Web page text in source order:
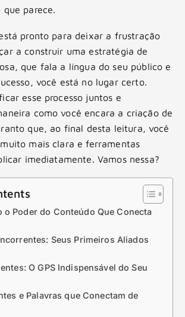
que parece.
pronto para deixar a frustração
a construir uma estratégia de
que fala a língua do seu público e
você está no lugar certo.
esse processo juntos e
como você encara a criação de
que, ao final desta leitura, você
mais clara e ferramentas
imediatamente. Vamos nessa?
o Poder do Conteúdo Que Conecta
Seus Primeiros Aliados
O GPS Indispensável do Seu
e Palavras que Conectam de